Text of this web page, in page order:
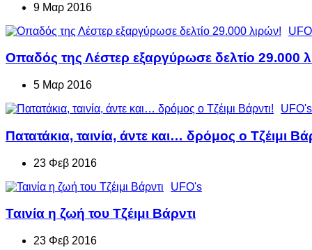
9 Μαρ 2016
Οπαδός της Λέστερ εξαργύρωσε δελτίο 29.000
5 Μαρ 2016
UFO's
Πατατάκια, ταινία, άντε και… δρόμος ο Τζέιμι
23 Φεβ 2016
UFO's
Ταινία η ζωή του Τζέιμι Βάρντι
23 Φεβ 2016